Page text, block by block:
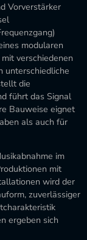
Vorverstärker
modularen
verschiedenen
unterschiedliche
die
führt das Signal
Bauweise eignet
als auch für
im
mit
wird der
zuverlässiger
ergeben sich